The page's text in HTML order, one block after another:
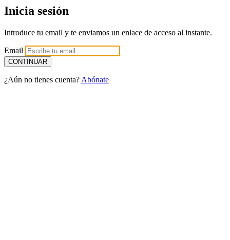
Inicia sesión
Introduce tu email y te enviamos un enlace de acceso al instante.
Email
¿Aún no tienes cuenta? Abónate